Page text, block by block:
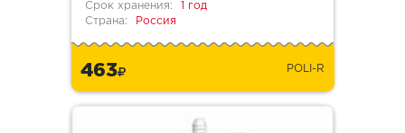
Срок хранения:
1 год
Страна:
Россия
463 POLI-R